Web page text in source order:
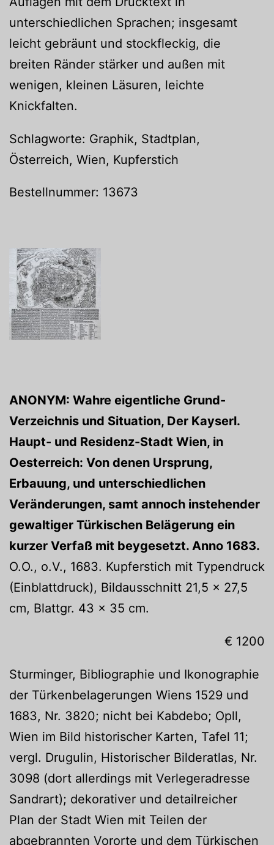
unterschiedlichen Sprachen; insgesamt
leicht gebräunt und stockfleckig, die
breiten Ränder stärker und außen mit
wenigen, kleinen Läsuren, leichte
Knickfalten.
Schlagworte: Graphik, Stadtplan,
Österreich, Wien, Kupferstich
Bestellnummer: 13673
ANONYM: Wahre eigentliche Grund-
Verzeichnis und Situation, Der Kayserl.
Haupt- und Residenz-Stadt Wien, in
Oesterreich: Von denen Ursprung,
Erbauung, und unterschiedlichen
Veränderungen, samt annoch instehender
gewaltiger Türkischen Belägerung ein
kurzer Verfaß mit beygesetzt. Anno 1683.
O.O., o.V., 1683. Kupferstich mit Typendruck
(Einblattdruck), Bildausschnitt 21,5 x 27,5
cm, Blattgr. 43 x 35 cm.
€ 1200
Sturminger, Bibliographie und Ikonographie
der Türkenbelagerungen Wiens 1529 und
1683, Nr. 3820; nicht bei Kabdebo; Opll,
Wien im Bild historischer Karten, Tafel 11;
vergl. Drugulin, Historischer Bilderatlas, Nr.
3098 (dort allerdings mit Verlegeradresse
Sandrart); dekorativer und detailreicher
Plan der Stadt Wien mit Teilen der
abgebrannten Vororte und dem Türkischen